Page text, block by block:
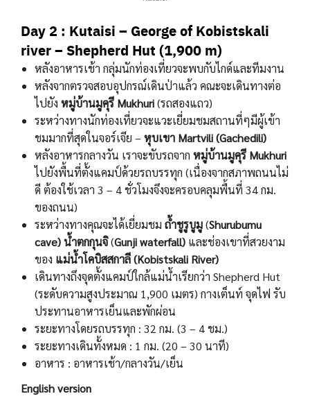
Day 2 : Kutaisi – George of Kobistskali
river – Shepherd Hut (1,900 m)
หลังอาหารเช้า กลุ่มนักท่องเที่ยวจะพบกับไกด์และทีมงาน
หลังจากตรวจสอบอุปกรณ์เดินป่าแล้ว คณะจะเดินทางต่อ
ไปยัง หมู่บ้านมูคุรี Mukhuri(รถสองแถว)
ระหว่างทางนักท่องเที่ยวจะแวะเยี่ยมชมสถานที่ๆมีผู้เข้า
ชมมากที่สุดในจอร์เจีย – หุบเขา Martvili (Gachedili)
หลังอาหารกลางวัน เราจะขับรถจาก หมู่บ้านมูคุรี Mukhuri
ไปยังพื้นที่ตั้งแคมป์ด้วยรถบรรทุก (เนื่องจากสภาพถนนไม่
ดี ต้องใช้เวลา 3 – 4 ชั่วโมงจึงจะครอบคลุมพื้นที่ 34 กม.
ของถนน)
ระหว่างทางคุณจะได้เยี่ยมชม ถ้ำชูรูบูมู(Shurubumu
cave)น้ำตกกุนจิ(Gunji waterfall) และช่องเขาที่สวยงาม
ของ แม่น้ำโคบิสสกาลี(Kobistskali River)
เดินทางถึงจุดตั้งแคมป์ใกล้แม่น้ำเรียกว่า Shepherd Hut
(ระดับความสูงประมาณ 1,900 เมตร) กางเต็นท์ จุดไฟ รับ
ประทานอาหารเย็นและพักผ่อน
ระยะทางโดยรถบรรทุก : 32 กม. (3 – 4 ชม.)
ระยะทางเดินทั้งหมด : 1 กม. (20 – 30 นาที)
อาหาร : อาหารเช้า/กลางวัน/เย็น
English version